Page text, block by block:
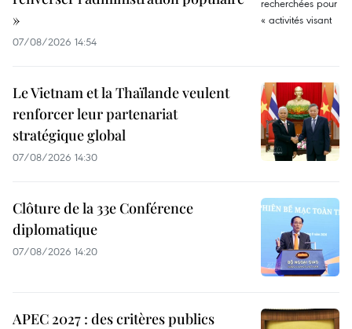
»
07/08/2026 14:54
Le Vietnam et la Thaïlande veulent
renforcer leur partenariat
stratégique global
07/08/2026 14:30
Clôture de la 33e Conférence
diplomatique
07/08/2026 14:20
APEC 2027 : des critères publics